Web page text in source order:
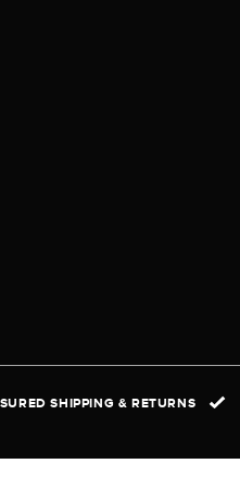
SHIPPING & RETURNS